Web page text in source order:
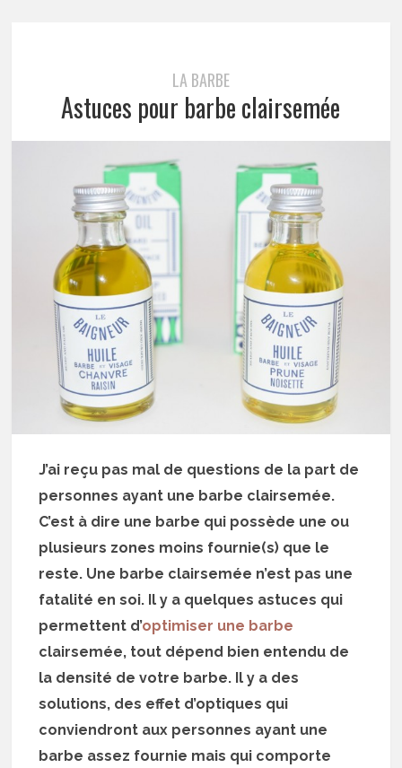
LA BARBE
Astuces pour barbe clairsemée
J’ai reçu pas mal de questions de la part de
personnes ayant une barbe clairsemée.
C’est à dire une barbe qui possède une ou
plusieurs zones moins fournie(s) que le
reste. Une barbe clairsemée n’est pas une
fatalité en soi. Il y a quelques astuces qui
permettent d’optimiser une barbe
clairsemée, tout dépend bien entendu de
la densité de votre barbe. Il y a des
solutions, des effet d’optiques qui
conviendront aux personnes ayant une
barbe assez fournie mais qui comporte